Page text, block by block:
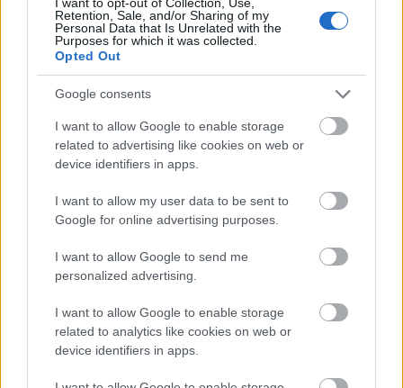
Retention, Sale, and/or Sharing of my
Personal Data that Is Unrelated with the
Purposes for which it was collected.
Opted Out
Google consents
I want to allow Google to enable storage
related to advertising like cookies on web or
device identifiers in apps.
I want to allow my user data to be sent to
Google for online advertising purposes.
I want to allow Google to send me
personalized advertising.
I want to allow Google to enable storage
related to analytics like cookies on web or
device identifiers in apps.